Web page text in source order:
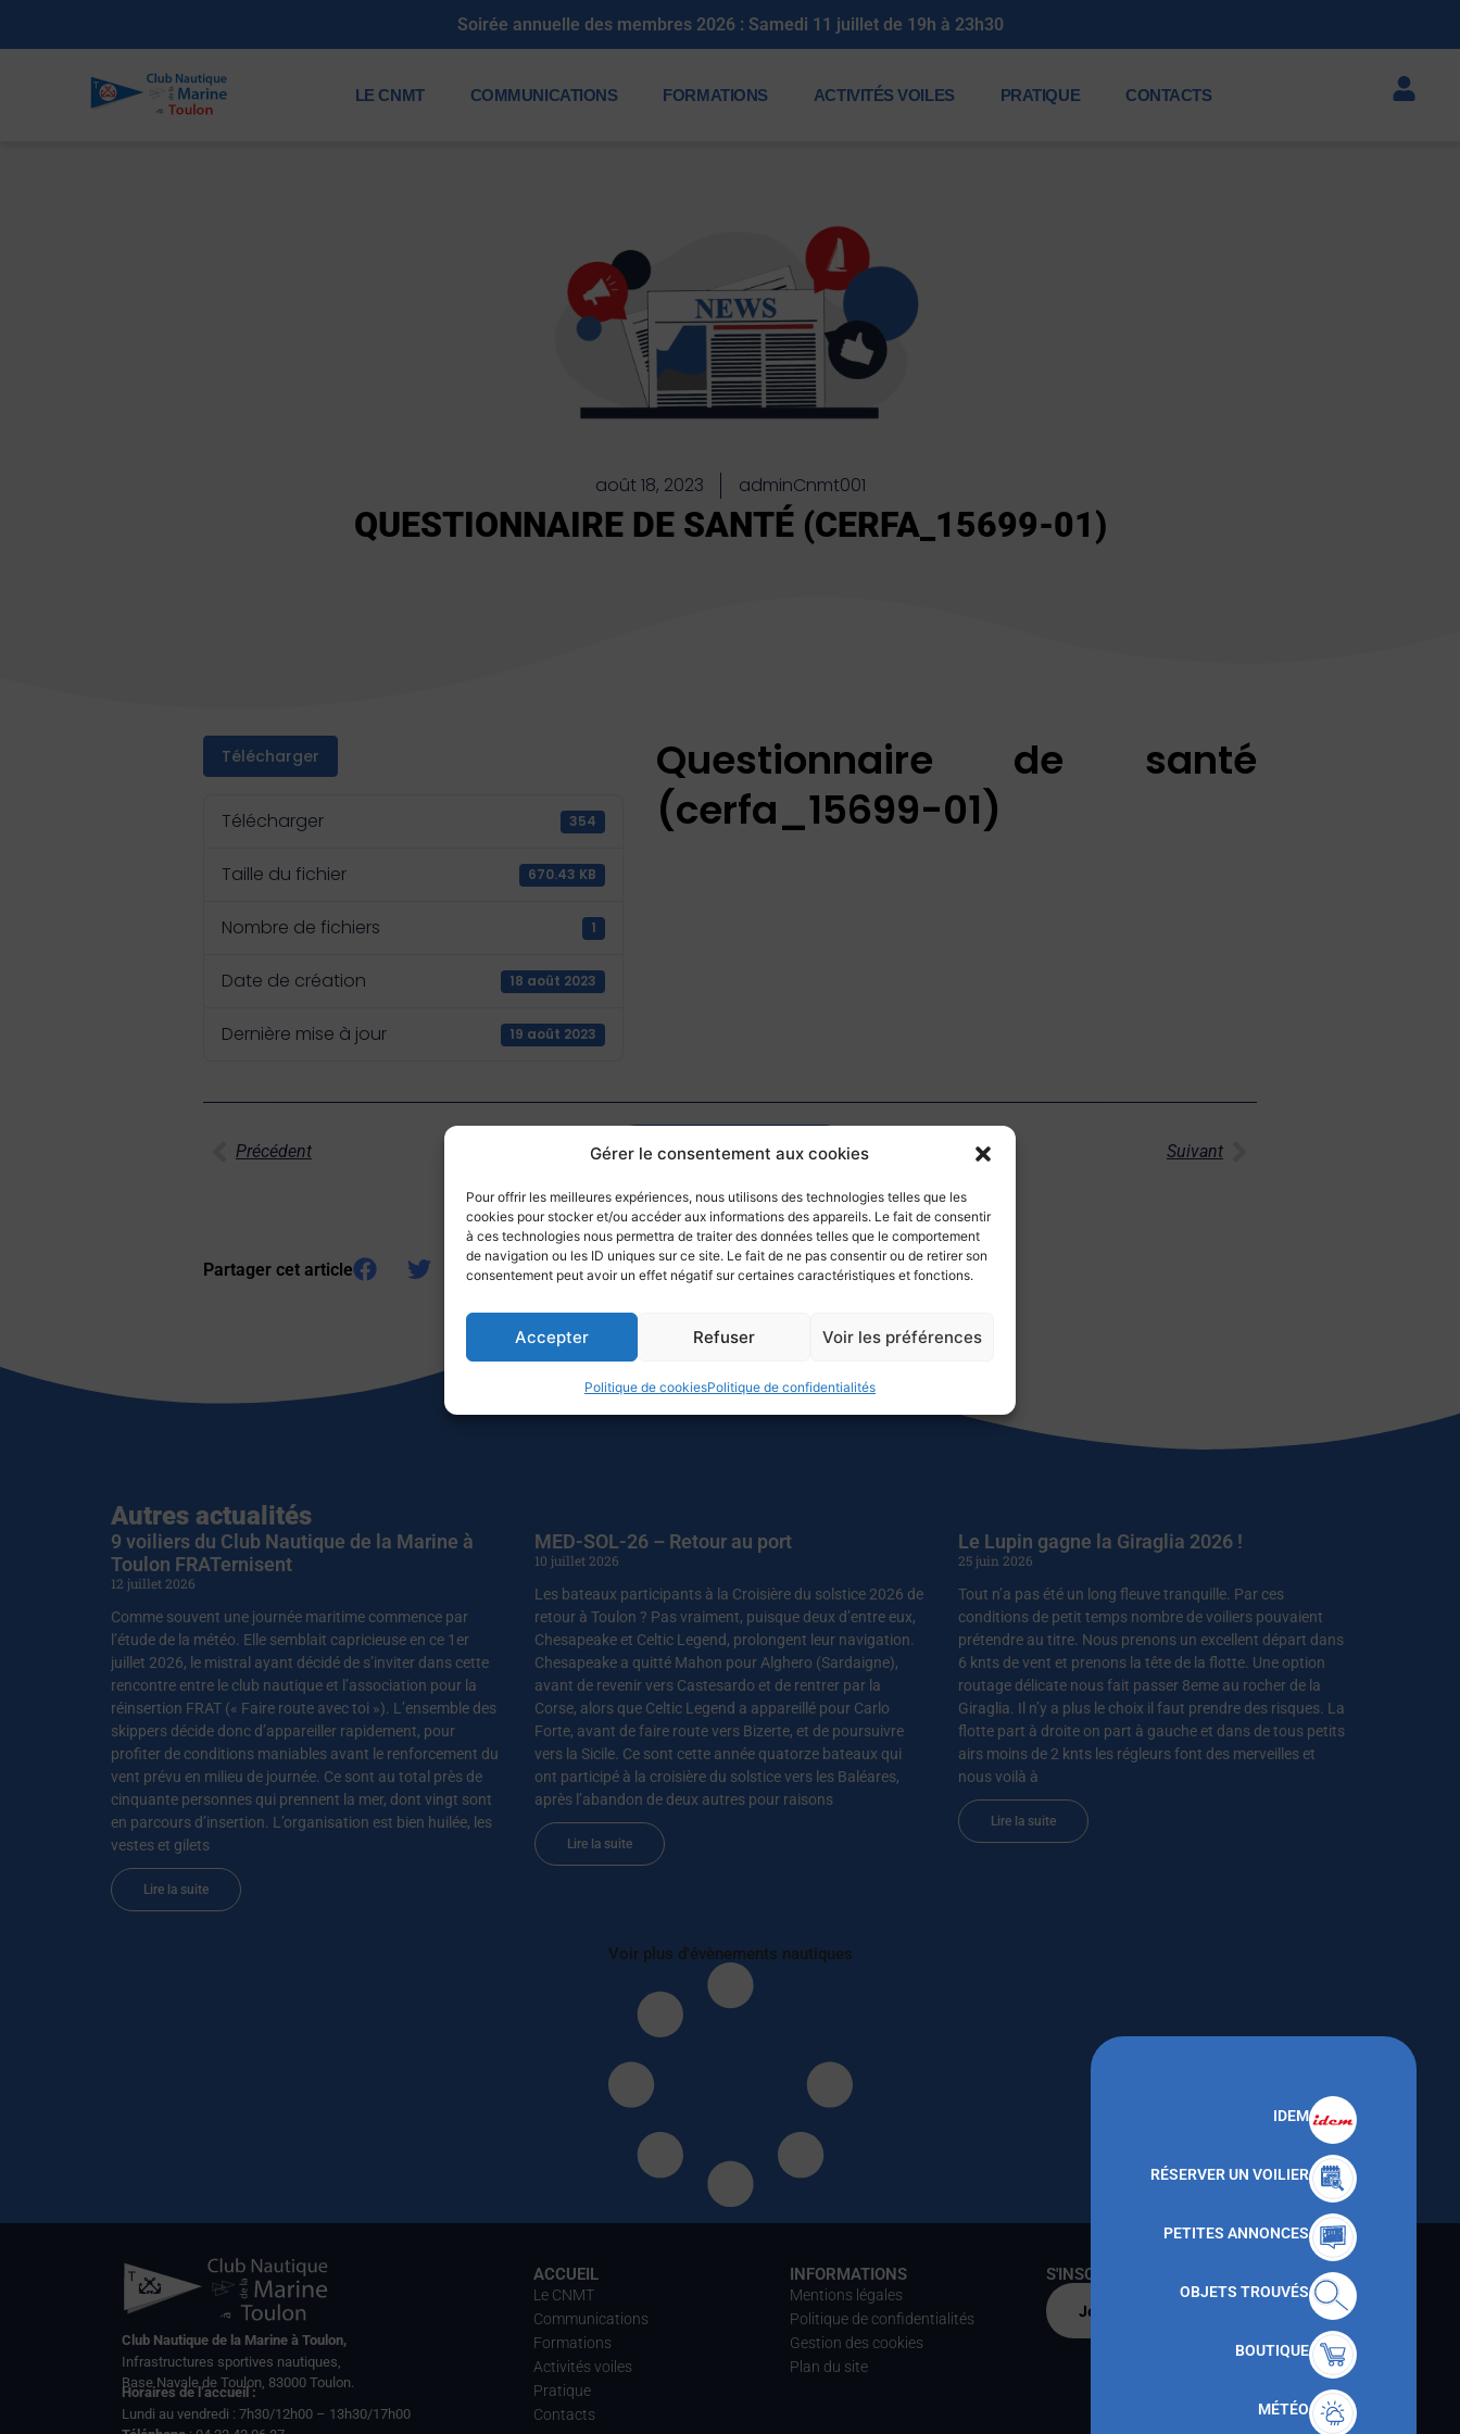
Gérer le consentement aux cookies
Pour offrir les meilleures expériences, nous utilisons des technologies telles que les
cookies pour stocker et/ou accéder aux informations des appareils. Le fait de consentir
à ces technologies nous permettra de traiter des données telles que le comportement
de navigation ou les ID uniques sur ce site. Le fait de ne pas consentir ou de retirer son
consentement peut avoir un effet négatif sur certaines caractéristiques et fonctions.
Accepter Refuser Voir les préférences
Politique de cookiesPolitique de confidentialités
Soirée annuelle des membres 2026 : Samedi 11 juillet de 19h à 23h30
LE CNMT COMMUNICATIONS FORMATIONS ACTIVITÉS VOILES PRATIQUE CONTACTS
août 18, 2023 adminCnmt001
QUESTIONNAIRE DE SANTÉ (CERFA_15699-01)
Télécharger
Télécharger 354
Taille du fichier 670.43 KB
Nombre de fichiers 1
Date de création 18 août 2023
Dernière mise à jour 19 août 2023
Questionnaire de santé
(cerfa_15699-01)
Précédent Suivant
Retourner aux actualités
Partager cet article
Autres actualités
9 voiliers du Club Nautique de la Marine à
Toulon FRATernisent
12 juillet 2026
Comme souvent une journée maritime commence par
l’étude de la météo. Elle semblait capricieuse en ce 1er
juillet 2026, le mistral ayant décidé de s’inviter dans cette
rencontre entre le club nautique et l’association pour la
réinsertion FRAT (« Faire route avec toi »). L’ensemble des
skippers décide donc d’appareiller rapidement, pour
profiter de conditions maniables avant le renforcement du
vent prévu en milieu de journée. Ce sont au total près de
cinquante personnes qui prennent la mer, dont vingt sont
en parcours d’insertion. L’organisation est bien huilée, les
vestes et gilets
Lire la suite
MED-SOL-26 – Retour au port
10 juillet 2026
Les bateaux participants à la Croisière du solstice 2026 de
retour à Toulon ? Pas vraiment, puisque deux d’entre eux,
Chesapeake et Celtic Legend, prolongent leur navigation.
Chesapeake a quitté Mahon pour Alghero (Sardaigne),
avant de revenir vers Castesardo et de rentrer par la
Corse, alors que Celtic Legend a appareillé pour Carlo
Forte, avant de faire route vers Bizerte, et de poursuivre
vers la Sicile. Ce sont cette année quatorze bateaux qui
ont participé à la croisière du solstice vers les Baléares,
après l’abandon de deux autres pour raisons
Lire la suite
Le Lupin gagne la Giraglia 2026 !
25 juin 2026
Tout n’a pas été un long fleuve tranquille. Par ces
conditions de petit temps nombre de voiliers pouvaient
prétendre au titre. Nous prenons un excellent départ dans
6 knts de vent et prenons la tête de la flotte. Une option
routage délicate nous fait passer 8eme au rocher de la
Giraglia. Il n’y a plus le choix il faut prendre des risques. La
flotte part à droite on part à gauche et dans de tous petits
airs moins de 2 knts les régleurs font des merveilles et
nous voilà à
Lire la suite
Voir plus d'évènements nautiques
IDEM
RÉSERVER UN VOILIER
PETITES ANNONCES
OBJETS TROUVÉS
BOUTIQUE
MÉTÉO
Club Nautique de la Marine à Toulon,
Infrastructures sportives nautiques,
Base Navale de Toulon, 83000 Toulon.
Horaires de l’accueil :
Lundi au vendredi : 7h30/12h00 – 13h30/17h00
ACCUEIL
Le CNMT
Communications
Formations
Activités voiles
Pratique
Contacts
INFORMATIONS
Mentions légales
Politique de confidentialités
Gestion des cookies
Plan du site
S'INSCRIRE AU CNMT
Je m'inscris par